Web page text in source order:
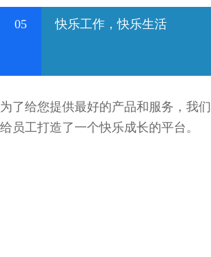
05 快乐工作，快乐生活
为了给您提供最好的产品和服务，我们
给员工打造了一个快乐成长的平台。